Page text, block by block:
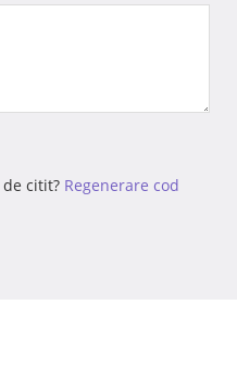
de citit? Regenerare cod